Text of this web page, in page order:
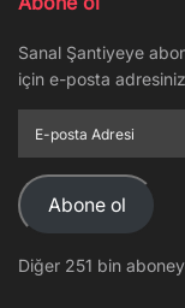
Sanal Şantiyeye
için e-posta
posta
Adresi
Abone ol
Diğer 251 bin